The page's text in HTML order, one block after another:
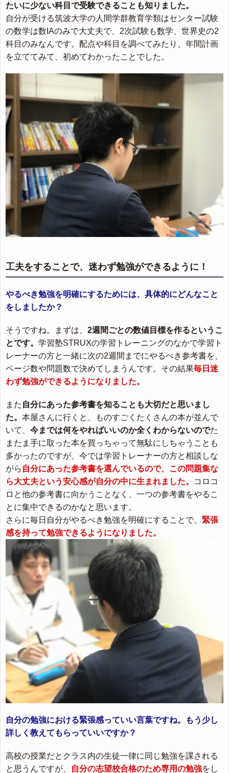
たいに少ない科目で受験できることも知りました。
自分が受ける筑波大学の人間学群教育学類はセンター試験
の数学は数IAのみで大丈夫で、2次試験も数学、世界史の2
科目のみなんです。配点や科目を調べてみたり、年間計画
を立ててみて、初めてわかったことでした。
工夫をすることで、迷わず勉強ができるように！
やるべき勉強を明確にするためには、具体的にどんなこと
をしましたか？
そうですね。まずは、 2週間ごとの数値目標を作るというこ
とです。 学習塾STRUXの学習トレーニングのなかで学習ト
レーナーの方と一緒に次の2週間までにやるべき参考書を、
ページ数や問題数で決めてしまうんです。その結果毎日迷
わず勉強ができるようになりました。
また 自分にあった参考書を知ることも大切だと思いまし
た。 本屋さんに行くと、ものすごくたくさんの本が並んで
いて、 今までは何をやればいいのか全くわからないのでた
またま手に取った本を買っちゃって無駄にしちゃうことも
多かったのですが、今では学習トレーナーの方と相談しな
がら 自分にあった参考書を選んでいるので、この問題集な
ら大丈夫という安心感が自分の中に生まれました。
コロコ
ロと他の参考書に向かうことなく、一つの参考書をやるこ
とに集中できるのかなと思います。
さらに毎日自分がやるべき勉強を明確にすることで、 緊張
感を持って勉強できるようになりました。
自分の勉強における緊張感っていい言葉ですね。もう少し
詳しく教えてもらっていいですか？
高校の授業だとクラス内の生徒一律に同じ勉強を課される
と思うんですが、
自分の志望校合格のため専用の勉強をし